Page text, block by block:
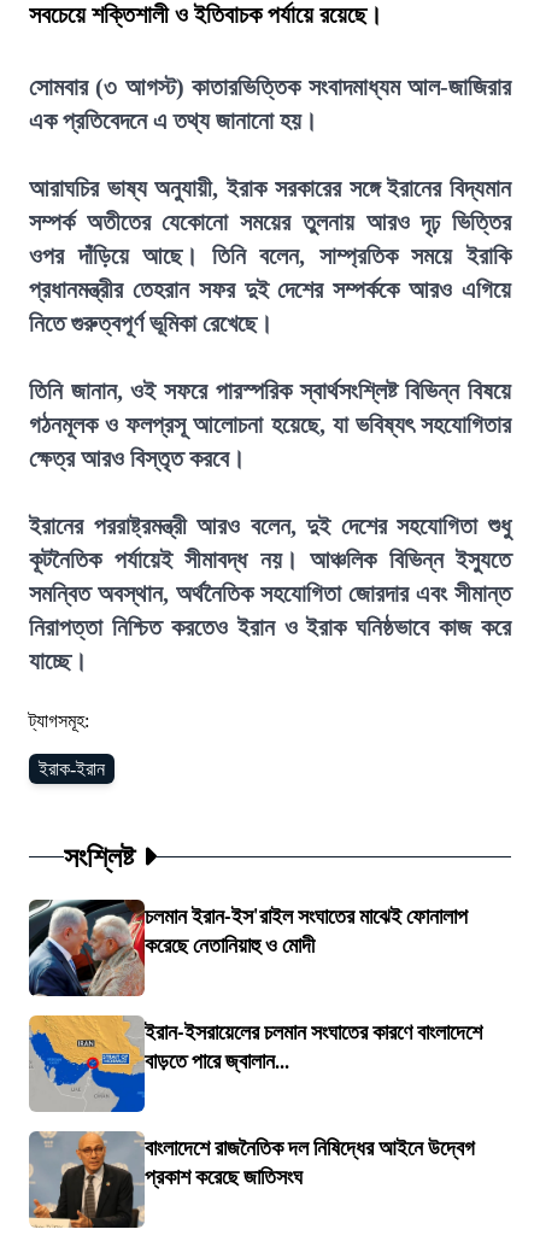
সবচেয়ে শক্তিশালী ও ইতিবাচক পর্যায়ে রয়েছে।
সোমবার (৩ আগস্ট) কাতারভিত্তিক সংবাদমাধ্যম আল-জাজিরার
এক প্রতিবেদনে এ তথ্য জানানো হয়।
আরাঘচির ভাষ্য অনুযায়ী, ইরাক সরকারের সঙ্গে ইরানের বিদ্যমান
সম্পর্ক অতীতের যেকোনো সময়ের তুলনায় আরও দৃঢ় ভিত্তির
ওপর দাঁড়িয়ে আছে। তিনি বলেন, সাম্প্রতিক সময়ে ইরাকি
প্রধানমন্ত্রীর তেহরান সফর দুই দেশের সম্পর্ককে আরও এগিয়ে
নিতে গুরুত্বপূর্ণ ভূমিকা রেখেছে।
তিনি জানান, ওই সফরে পারস্পরিক স্বার্থসংশ্লিষ্ট বিভিন্ন বিষয়ে
গঠনমূলক ও ফলপ্রসূ আলোচনা হয়েছে, যা ভবিষ্যৎ সহযোগিতার
ক্ষেত্র আরও বিস্তৃত করবে।
ইরানের পররাষ্ট্রমন্ত্রী আরও বলেন, দুই দেশের সহযোগিতা শুধু
কূটনৈতিক পর্যায়েই সীমাবদ্ধ নয়। আঞ্চলিক বিভিন্ন ইস্যুতে
সমন্বিত অবস্থান, অর্থনৈতিক সহযোগিতা জোরদার এবং সীমান্ত
নিরাপত্তা নিশ্চিত করতেও ইরান ও ইরাক ঘনিষ্ঠভাবে কাজ করে
যাচ্ছে।
ট্যাগসমূহ:
ইরাক-ইরান
সংশ্লিষ্ট
চলমান ইরান-ইস'রাইল সংঘাতের মাঝেই ফোনালাপ
করেছে নেতানিয়াহু ও মোদী
ইরান-ইসরায়েলের চলমান সংঘাতের কারণে বাংলাদেশে
বাড়তে পারে জ্বালান...
বাংলাদেশে রাজনৈতিক দল নিষিদ্ধের আইনে উদ্বেগ
প্রকাশ করেছে জাতিসংঘ